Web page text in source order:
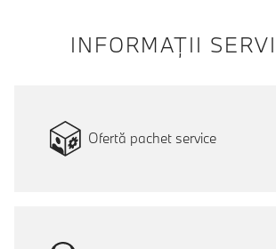
INFORMAŢII
Ofertă pachet service